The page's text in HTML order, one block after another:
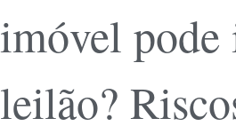
imóvel pode
leilão?